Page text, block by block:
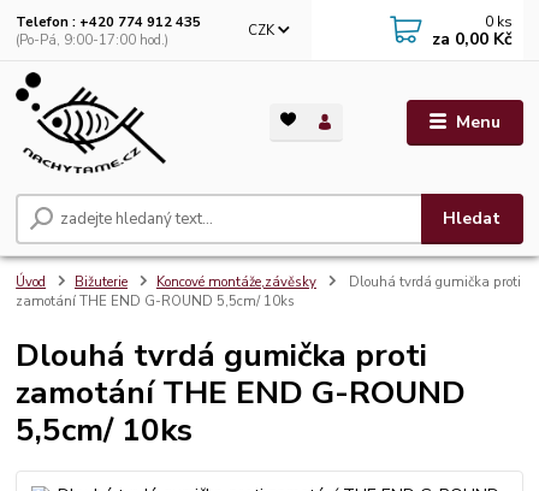
Menu
CZK
Hledat
Telefon : +420 774 912 435
(Po-Pá, 9:00-17:00 hod.)
0 ks
za 0,00 Kč
Úvod Bižuterie Koncové montáže,závěsky
Dlouhá tvrdá gumička proti
zamotání THE END G-ROUND 5,5cm/ 10ks
Dlouhá tvrdá gumička proti
zamotání THE END G-ROUND
5,5cm/ 10ks